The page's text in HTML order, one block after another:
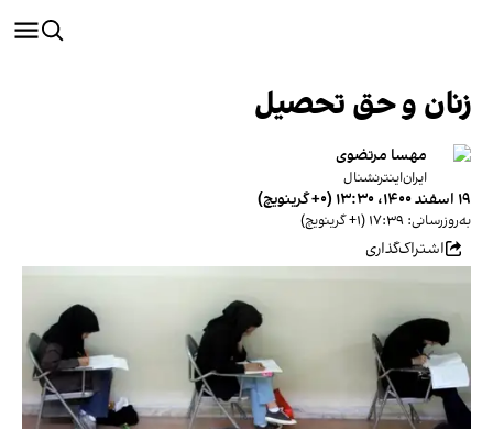
زنان و حق تحصیل
مهسا مرتضوی
ایران‌اینترنشنال
۱۹ اسفند ۱۴۰۰، ۱۳:۳۰ (‎+۰ گرینویچ)
به‌روزرسانی: ۱۷:۳۹ (‎+۱ گرینویچ)
اشتراک‌گذاری